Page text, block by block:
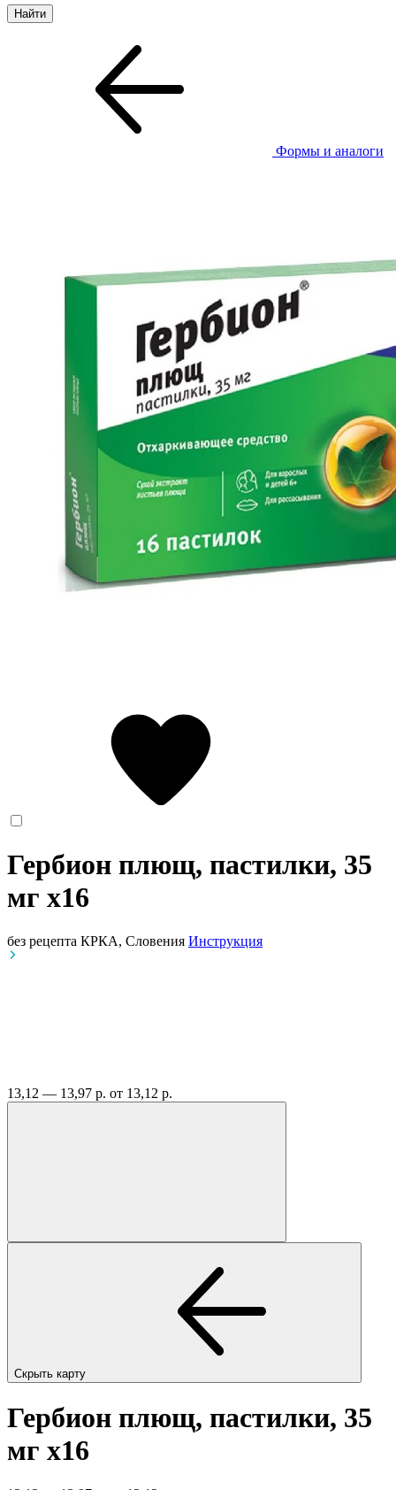
Формы и аналоги
Гербион плющ, пастилки, 35
мг x16
без рецепта КРКА, Словения Инструкция
13,12 — 13,97 р. от 13,12 р.
Скрыть карту
Гербион плющ, пастилки, 35
мг x16